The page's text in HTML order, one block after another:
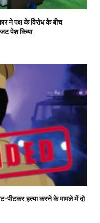
पक्ष के विरोध के बीच
पेश किया
हत्या करने के मामले में दो